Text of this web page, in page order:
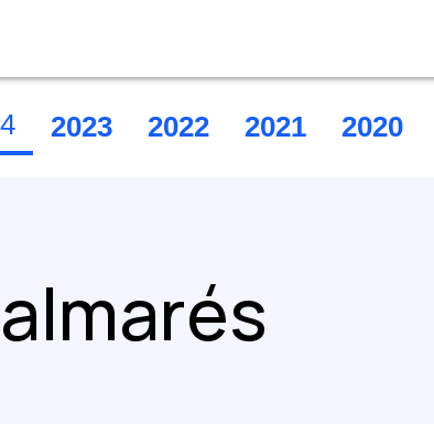
2023 2022 2021 2020